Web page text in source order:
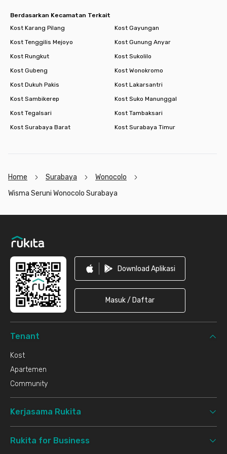
Berdasarkan Kecamatan Terkait
Kost Karang Pilang
Kost Gayungan
Kost Tenggilis Mejoyo
Kost Gunung Anyar
Kost Rungkut
Kost Sukolilo
Kost Gubeng
Kost Wonokromo
Kost Dukuh Pakis
Kost Lakarsantri
Kost Sambikerep
Kost Suko Manunggal
Kost Tegalsari
Kost Tambaksari
Kost Surabaya Barat
Kost Surabaya Timur
Home Surabaya
Wonocolo
Wisma Seruni Wonocolo Surabaya
Download Aplikasi
Masuk / Daftar
Tenant
Kost
Apartemen
Community
Kerjasama Rukita
Rukita for Business